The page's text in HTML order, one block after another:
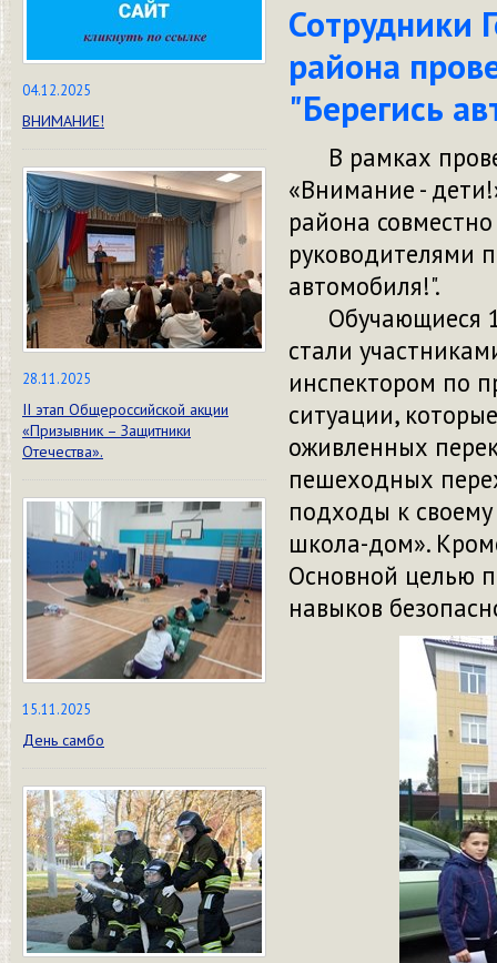
04.12.2025
ВНИМАНИЕ!
28.11.2025
II этап Общероссийской акции
«Призывник – Защитники
Отечества».
15.11.2025
День самбо
Сотрудники
района
"Берегись
В рамках
«Внимание -
района
руководителями
автомобиля!".
Обучающиеся 1
стали
инспектором по
ситуации,
оживленных
пешеходных
подходы к
школа-дом».
Основной целью
навыков